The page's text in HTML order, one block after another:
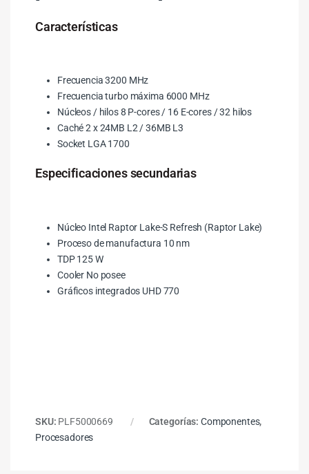
Características
Frecuencia 3200 MHz
Frecuencia turbo máxima 6000 MHz
Núcleos / hilos 8 P-cores / 16 E-cores / 32 hilos
Caché 2 x 24MB L2 / 36MB L3
Socket LGA 1700
Especificaciones secundarias
Núcleo Intel Raptor Lake-S Refresh (Raptor Lake)
Proceso de manufactura 10 nm
TDP 125 W
Cooler No posee
Gráficos integrados UHD 770
SKU: PLF5000669 Categorías: Componentes,
Procesadores